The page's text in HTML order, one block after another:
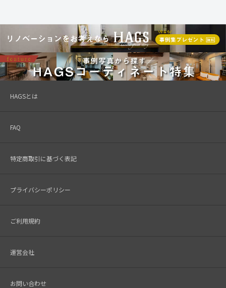
HAGSとは
FAQ
特定商取引に基づく表記
プライバシーポリシー
ご利用規約
運営会社
お問い合わせ